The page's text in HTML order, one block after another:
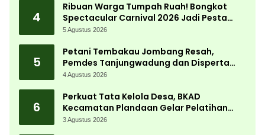
4
Ribuan Warga Tumpah Ruah! Bongkot
Spectacular Carnival 2026 Jadi Pesta
Kemerdekaan Terbesar di Peterongan
5 Agustus 2026
5
Petani Tembakau Jombang Resah,
Pemdes Tanjungwadung dan Disperta
Bergerak Cepat
4 Agustus 2026
6
Perkuat Tata Kelola Desa, BKAD
Kecamatan Plandaan Gelar Pelatihan
Aparatur Pemdes
3 Agustus 2026